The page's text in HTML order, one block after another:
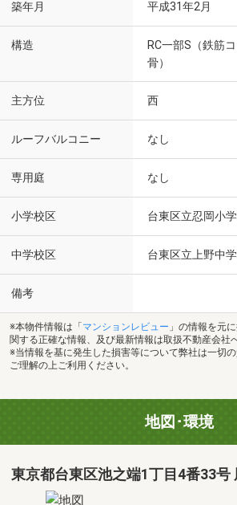
築年月 平成31年2月
構造
RC一部S（鉄筋
骨）
主方位 西
ルーフバルコニー なし
専用庭 なし
小学校区 台東区立忍岡小
中学校区 台東区立上野中
備考
※本物件情報は「 マンションレビュー 」の情報を元
関する正確な情報、及び最新情報は取扱不動産会社
※当情報を基に発生した損害等について弊社は一切
ご理解の上ご利用ください。
地図･環境
東京都台東区池之端1丁目4番33号